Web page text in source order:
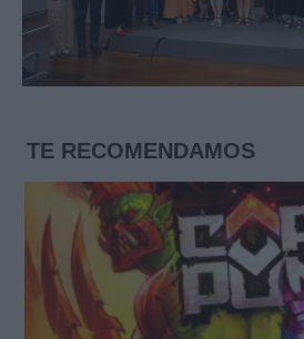
TE RECOMENDAMOS